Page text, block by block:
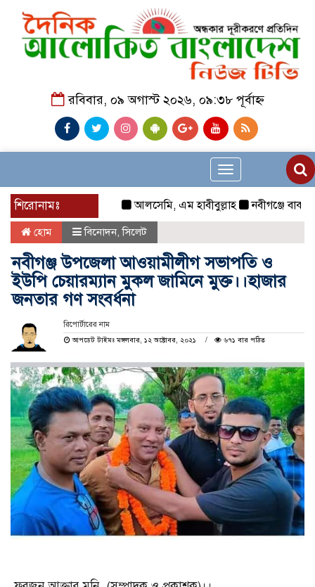
রবিবার, ০৯ অগাস্ট ২০২৬, ০৯:৩৮ পূর্বাহ্ন
Toggle
navigation
শিরোনামঃ আলসেমি, এম হাবীবুল্লাহ নবীগঞ্জে
হোম বিনোদন,সিলেট
নবীগঞ্জ উপজেলা আওয়ামীলীগ সভাপতি ও
ইউপি চেয়ারম্যান মুকল জামিনে মুক্ত।।হাজার
জনতার গণ সংবর্ধনা
রিপোর্টারের নাম
আপডেট টাইমঃ মঙ্গলবার, ১২ অক্টোবর, ২০২১
৬৭১ বার পঠিত